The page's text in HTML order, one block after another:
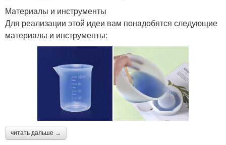
Материалы и инструменты
Для реализации этой идеи вам понадобятся следующие
материалы и инструменты:
читать дальше →